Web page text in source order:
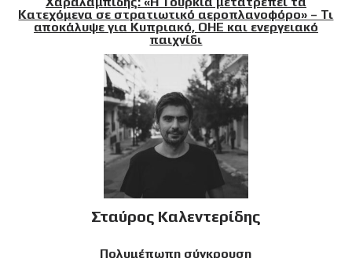
Κατεχόμενα σε στρατιωτικό αεροπλανοφόρο» – Τι
αποκάλυψε για Κυπριακό, ΟΗΕ και ενεργειακό
παιχνίδι
Σταύρος Καλεντερίδης
Πολυμέπωπη σύγκρουση